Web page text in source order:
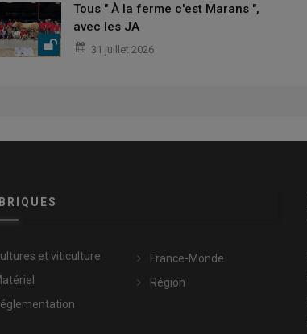
Tous " À la ferme c'est Marans ",
avec les JA
31 juillet 2026
et viticulture
France-Monde
Région